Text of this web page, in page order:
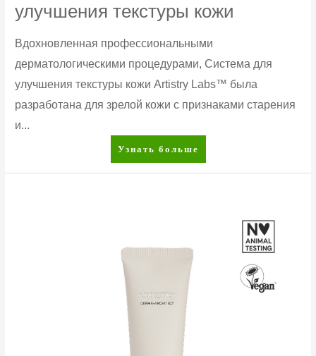
улучшения текстуры кожи
Вдохновленная профессиональными
дерматологическими процедурами, Система для
улучшения текстуры кожи Artistry Labs™ была
разработана для зрелой кожи с признаками старения
и...
Artistry
Labs™
кожи
Узнать больше